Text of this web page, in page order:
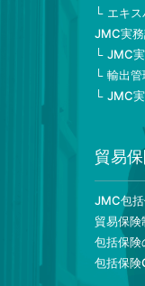
エキ
JMC実
JMC
輸出
JMC
貿易
JMC包
貿易保険
包括保険
包括保険